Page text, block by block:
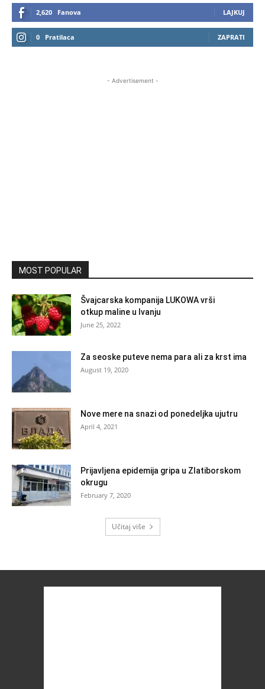
2,620 Fanova LAJKUJ
0 Pratilaca ZAPRATI
- Advertisement -
MOST POPULAR
Švajcarska kompanija LUKOWA vrši
otkup maline u Ivanju
June 25, 2022
Za seoske puteve nema para ali za krst ima
August 19, 2020
Nove mere na snazi od ponedeljka ujutru
April 4, 2021
Prijavljena epidemija gripa u Zlatiborskom
okrugu
February 7, 2020
Učitaj više